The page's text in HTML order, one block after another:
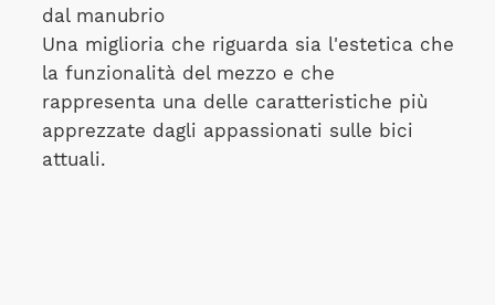
dal manubrio
Una miglioria che riguarda sia l'estetica che
la funzionalità del mezzo e che
rappresenta una delle caratteristiche più
apprezzate dagli appassionati sulle bici
attuali.